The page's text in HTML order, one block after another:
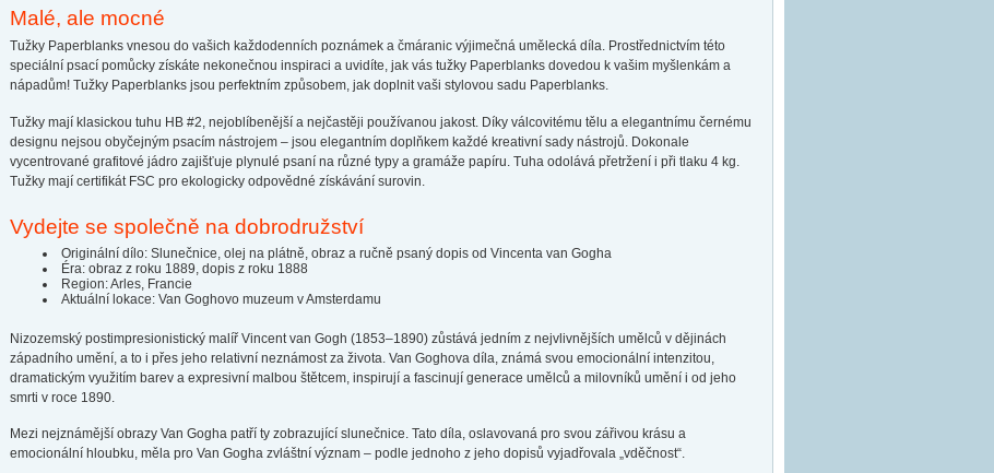
Malé, ale mocné
Tužky Paperblanks vnesou do vašich každodenních poznámek a čmáranic výjimečná umělecká díla. Prostřednictvím této
speciální psací pomůcky získáte nekonečnou inspiraci a uvidíte, jak vás tužky Paperblanks dovedou k vašim myšlenkám a
nápadům! Tužky Paperblanks jsou perfektním způsobem, jak doplnit vaši stylovou sadu Paperblanks.
Tužky mají klasickou tuhu HB #2, nejoblíbenější a nejčastěji používanou jakost. Díky válcovitému tělu a elegantnímu černému
designu nejsou obyčejným psacím nástrojem – jsou elegantním doplňkem každé kreativní sady nástrojů. Dokonale
vycentrované grafitové jádro zajišťuje plynulé psaní na různé typy a gramáže papíru. Tuha odolává přetržení i při tlaku 4 kg.
Tužky mají certifikát FSC pro ekologicky odpovědné získávání surovin.
Vydejte se společně na dobrodružství
Originální dílo: Slunečnice, olej na plátně, obraz a ručně psaný dopis od Vincenta van Gogha
Éra: obraz z roku 1889, dopis z roku 1888
Region: Arles, Francie
Aktuální lokace: Van Goghovo muzeum v Amsterdamu
Nizozemský postimpresionistický malíř Vincent van Gogh (1853–1890) zůstává jedním z nejvlivnějších umělců v dějinách
západního umění, a to i přes jeho relativní neznámost za života. Van Goghova díla, známá svou emocionální intenzitou,
dramatickým využitím barev a expresivní malbou štětcem, inspirují a fascinují generace umělců a milovníků umění i od jeho
smrti v roce 1890.
Mezi nejznámější obrazy Van Gogha patří ty zobrazující slunečnice. Tato díla, oslavovaná pro svou zářivou krásu a
emocionální hloubku, měla pro Van Gogha zvláštní význam – podle jednoho z jeho dopisů vyjadřovala „vděčnost“.